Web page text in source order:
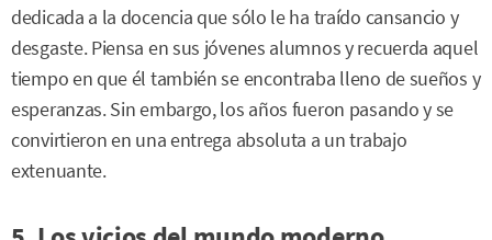
dedicada a la docencia que sólo le ha traído cansancio y
desgaste. Piensa en sus jóvenes alumnos y recuerda aquel
tiempo en que él también se encontraba lleno de sueños y
esperanzas. Sin embargo, los años fueron pasando y se
convirtieron en una entrega absoluta a un trabajo
extenuante.